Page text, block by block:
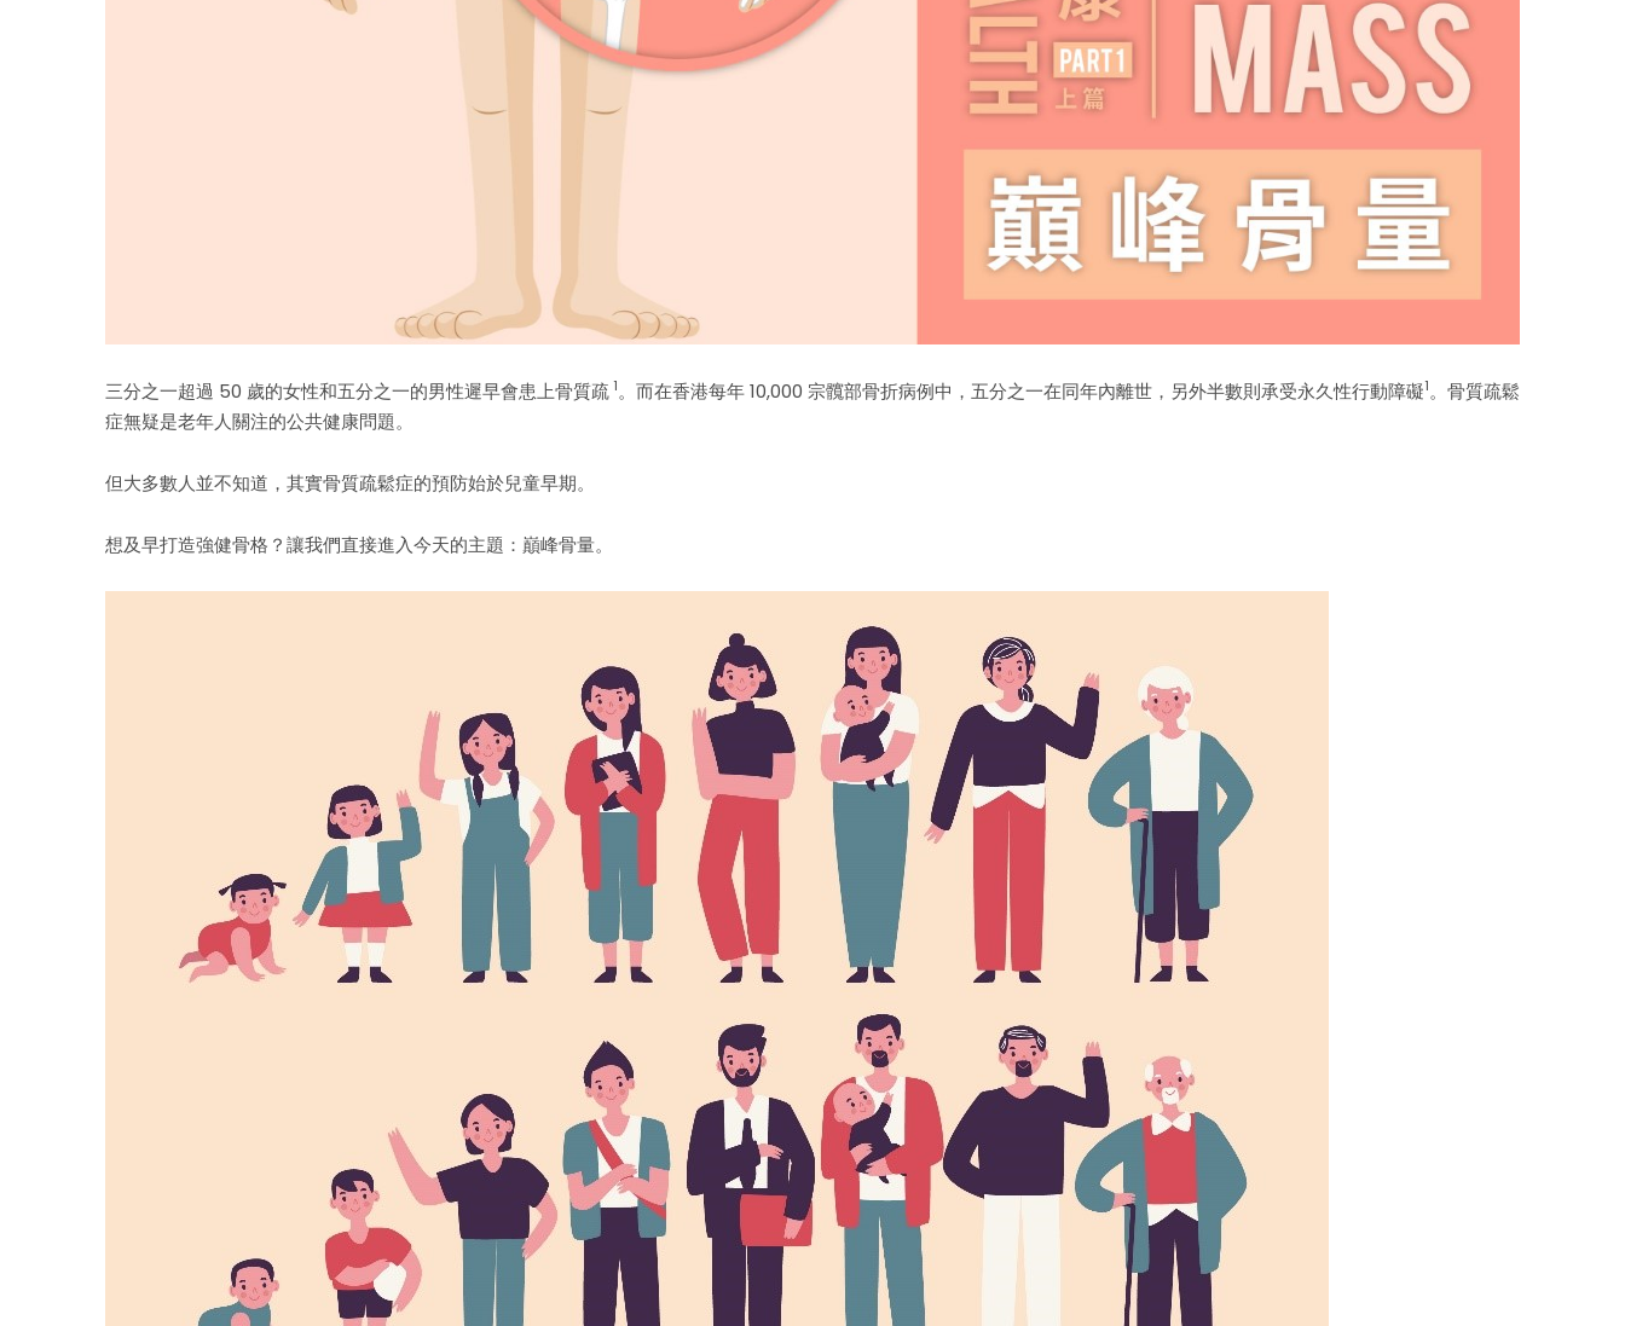
三分之一超過 50 歲的女性和五分之一的男性遲早會患上骨質疏1。而在香港每年 10,000 宗髖部骨折病例中，五分之一在同年內離世，另外半數則承受永久性行動障礙1。骨質疏鬆
症無疑是老年人關注的公共健康問題。
但大多數人並不知道，其實骨質疏鬆症的預防始於兒童早期。
想及早打造強健骨格？讓我們直接進入今天的主題：巔峰骨量。